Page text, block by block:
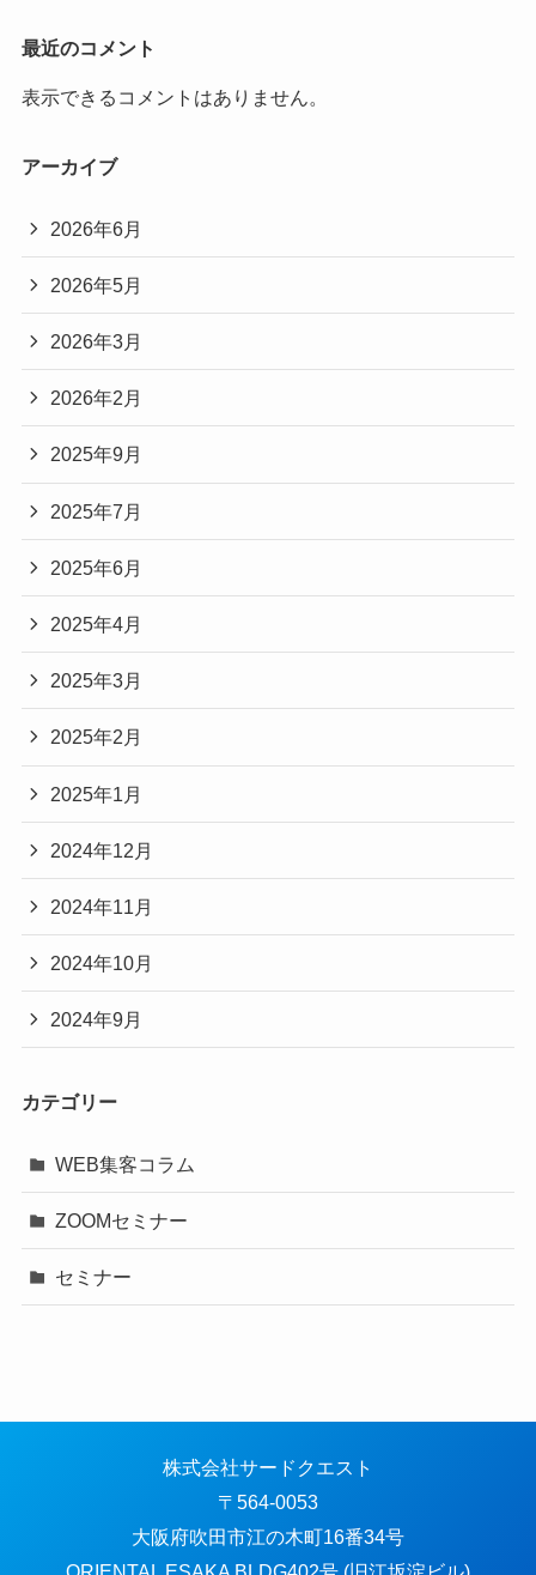
最近のコメント
表示できるコメントはありません。
アーカイブ
2026年6月
2026年5月
2026年3月
2026年2月
2025年9月
2025年7月
2025年6月
2025年4月
2025年3月
2025年2月
2025年1月
2024年12月
2024年11月
2024年10月
2024年9月
カテゴリー
WEB集客コラム
ZOOMセミナー
セミナー
株式会社サードクエスト
〒564-0053
大阪府吹田市江の木町16番34号